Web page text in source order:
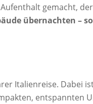
gemacht,
übernachten –
Italienreise. Dabei
entspannten